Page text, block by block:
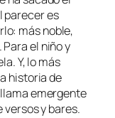
parecer es
más noble,
el niño y
Y, lo más
historia de
emergente
versos y bares.